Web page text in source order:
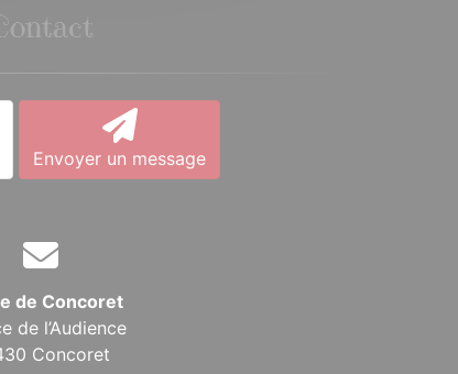
Envoyer un message
de Concoret
de l’Audience
Concoret